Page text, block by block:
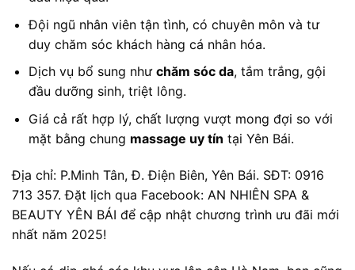
Đội ngũ nhân viên tận tình, có chuyên môn và tư
duy chăm sóc khách hàng cá nhân hóa.
Dịch vụ bổ sung như chăm sóc da, tắm trắng, gội
đầu dưỡng sinh, triệt lông.
Giá cả rất hợp lý, chất lượng vượt mong đợi so với
mặt bằng chung massage uy tín tại Yên Bái.
Địa chỉ: P.Minh Tân, Đ. Điện Biên, Yên Bái. SĐT: 0916
713 357. Đặt lịch qua Facebook: AN NHIÊN SPA &
BEAUTY YÊN BÁI để cập nhật chương trình ưu đãi mới
nhất năm 2025!